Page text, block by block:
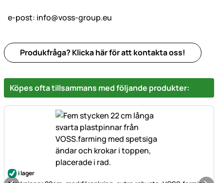
e-post: info@voss-group.eu
Produkfråga? Klicka här för att kontakta oss!
Köpes ofta tillsammans med följande produkter:
i lager